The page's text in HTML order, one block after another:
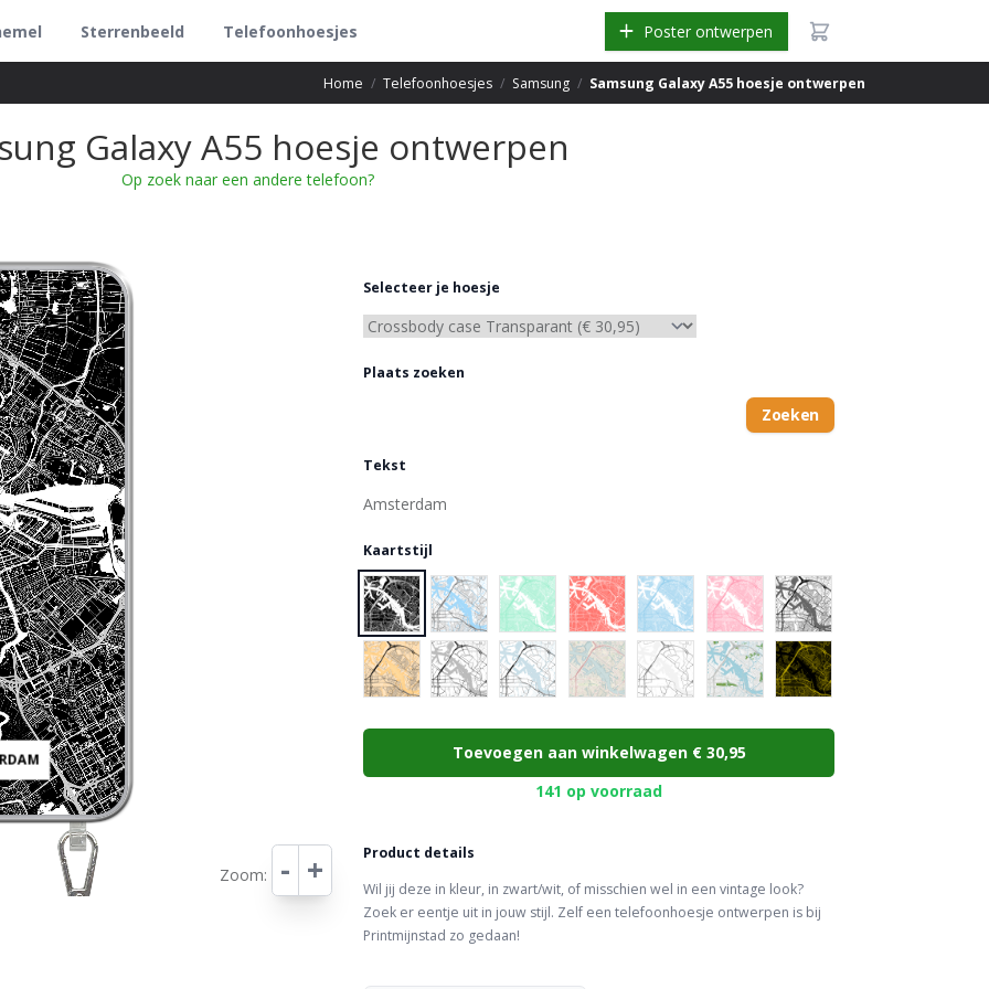
Sterrenbeeld Telefoonhoesjes Poster ontwerpen
Home / Telefoonhoesjes / Samsung / Samsung Galaxy A55 hoesje ontwerpen
Galaxy A55 hoesje ontwerpen
Op zoek naar een andere telefoon?
Zoom: - +
Selecteer je hoesje
Plaats zoeken
Zoeken
Tekst
Kaartstijl
Choose a color
Toevoegen aan winkelwagen € 30,95
141 op voorraad
Product details
Wil jij deze in kleur, in zwart/wit, of misschien wel in een vintage look?
Zoek er eentje uit in jouw stijl. Zelf een telefoonhoesje ontwerpen is bij
Printmijnstad zo gedaan!